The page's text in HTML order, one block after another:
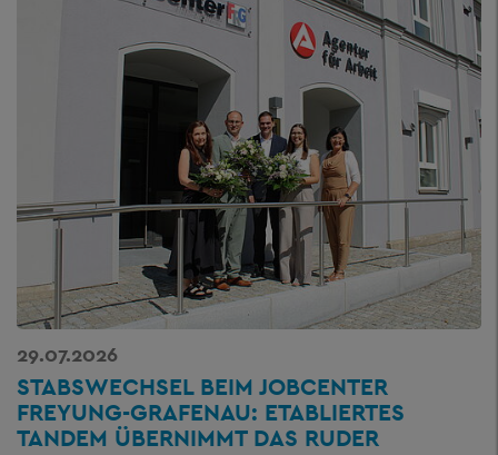
29.07.2026
STABSWECHSEL BEIM JOBCENTER
FREYUNG-GRAFENAU: ETABLIERTES
TANDEM ÜBERNIMMT DAS RUDER